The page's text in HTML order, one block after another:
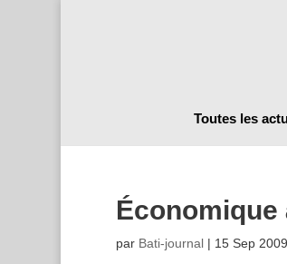
Toutes les
par Bati-journal| 15 Sep 2009